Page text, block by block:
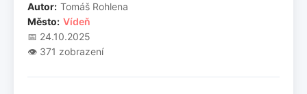
Autor: Tomáš Rohlena
Město: Vídeň
📅 24.10.2025
👁️ 371 zobrazení